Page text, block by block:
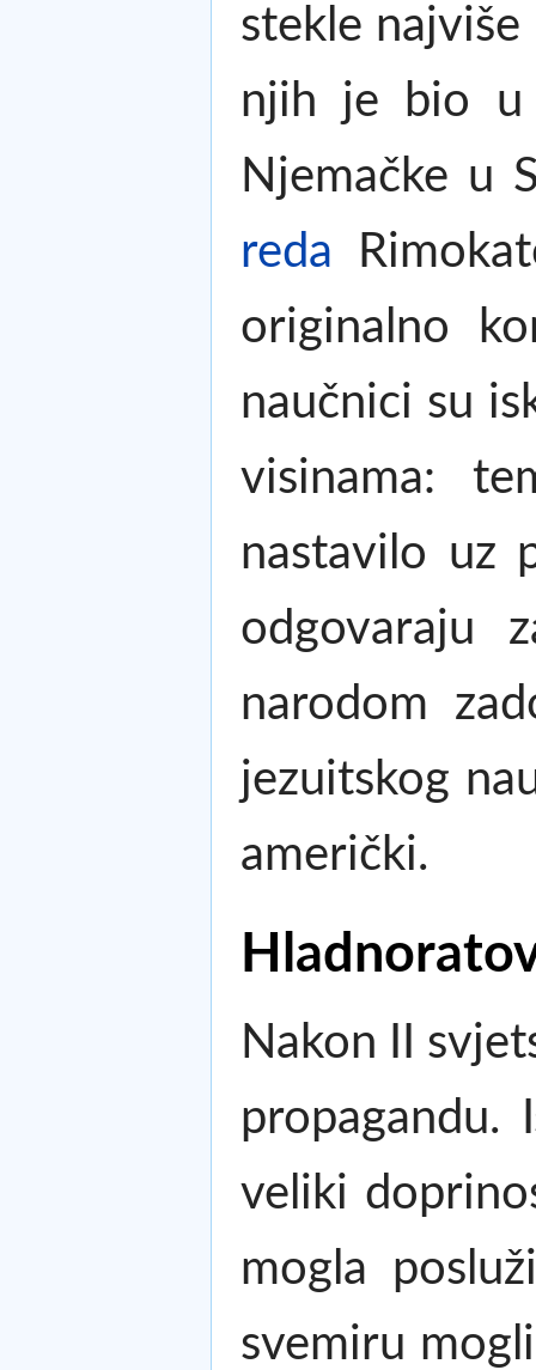
stekle
njih je bio u
Njemačke u
reda
originalno
naučnici su
visinama:
nastavilo uz
odgovaraju
narodom
jezuitskog
američki.
Nakon II
propagandu.
veliki
mogla
svemiru